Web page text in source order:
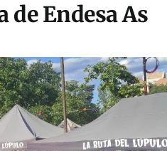
de Endesa As